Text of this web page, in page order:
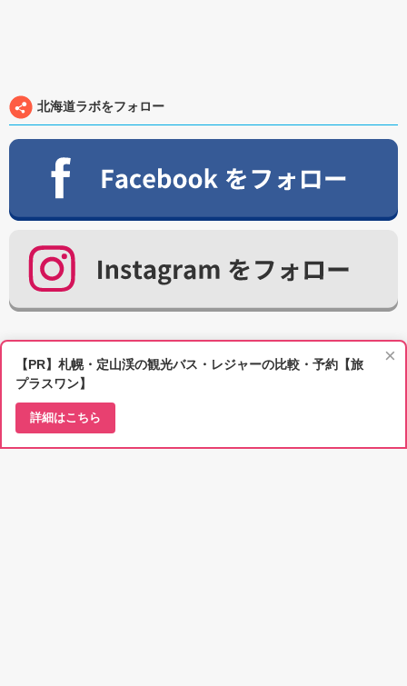
北海道ラボをフォロー
北海道への旅を100倍楽しくするための情報満載!
北海道ラボは見る・知る・遊ぶ・食べる・泊まる・買う――数えきれな
×
【PR】札幌・定山渓の観光バス・レジャーの比較・予約【旅
プラスワン】
詳細はこちら